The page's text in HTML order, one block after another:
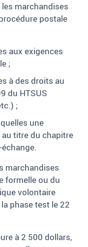
les marchandises
postale
aux exigences
;
à des droits au
du HTSUS
;
une
titre du chapitre
marchandises
formelle ou du
volontaire
phase test le 22
à 2 500 dollars,